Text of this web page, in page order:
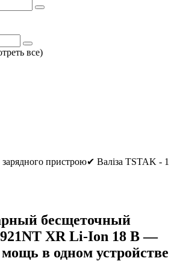
все)
зарядного пристрою✔ Валіза TSTAK - 1
бесщеточный
XR Li-Ion 18 В —
в одном устройстве